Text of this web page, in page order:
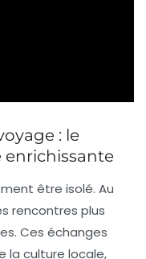
: le
enrichissante
être isolé. Au
rencontres plus
Ces échanges
la culture locale,